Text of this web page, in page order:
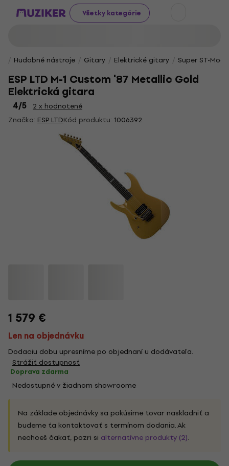
Všetky kategórie
Hudobné nástroje Gitary Elektrické gitary Super ST-
ESP LTD M-1 Custom '87 Metallic Gold
Elektrická gitara
4/5
2 x hodnotené
Značka: ESP LTDKód produktu: 1006392
1 579 €
Len na objednávku
Dodaciu dobu upresníme po objednaní u dodávateľa.
Strážiť dostupnosť
Doprava zdarma
Nedostupné v žiadnom showroome
Na základe objednávky sa pokúsime tovar naskladniť a
budeme ťa kontaktovať s termínom dodania. Ak
nechceš čakať, pozri si alternatívne produkty (2).